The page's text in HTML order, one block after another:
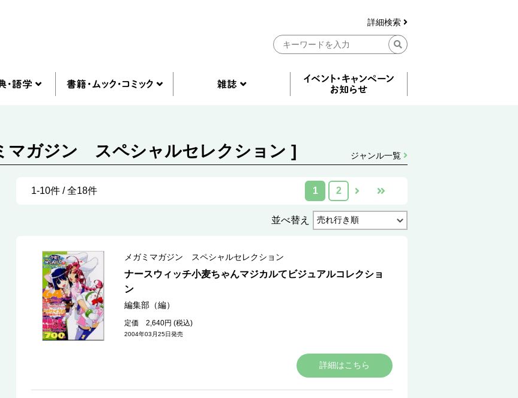
詳細検索
マガジン スペシャルセレクション ] ジャンル一覧
1-10件 / 全18件 1 2
並べ替え
メガミマガジン スペシャルセレクション
ナースウィッチ小麦ちゃんマジカルてビジュアルコレクショ
ン
編集部（編）
定価 2,640円 (税込)
2004年03月25日発売
詳細はこちら